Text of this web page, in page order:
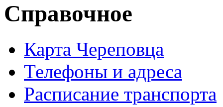
Справочное
Карта Череповца
Телефоны и адреса
Расписание транспорта